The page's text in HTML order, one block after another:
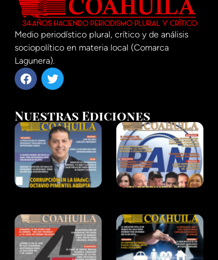
Medio periodístico plural, crítico y de análisis
sociopolítico en materia local (Comarca
Lagunera).
Nuestras Ediciones